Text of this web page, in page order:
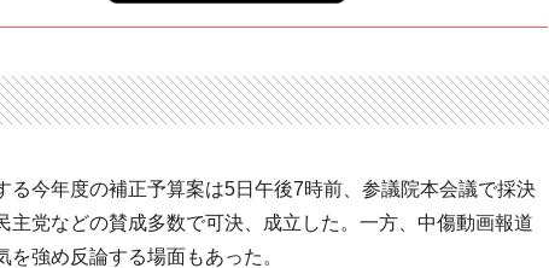
今年度の補正予算案は5日午後7時前、参議院本会議で採決
党などの賛成多数で可決、成立した。一方、中傷動画報道
強め反論する場面もあった。